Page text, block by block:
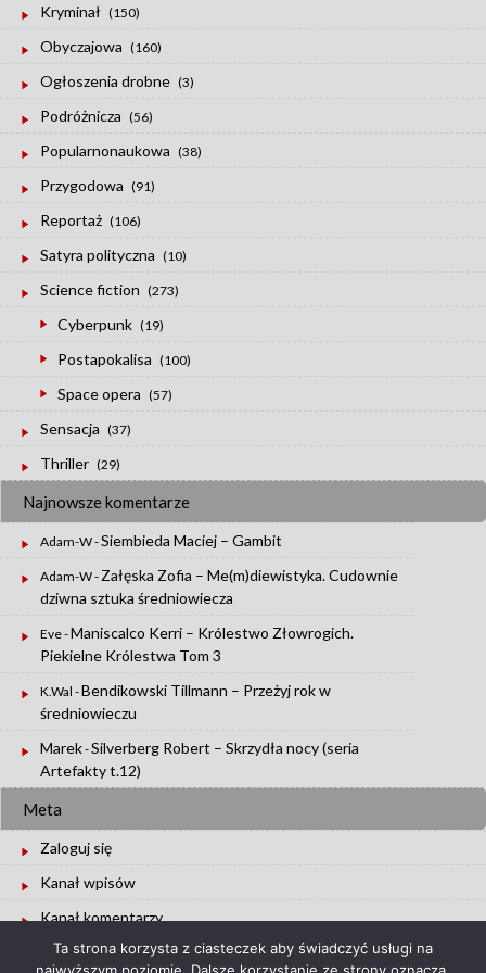
Kryminał (150)
Obyczajowa (160)
Ogłoszenia drobne (3)
Podróżnicza (56)
Popularnonaukowa (38)
Przygodowa (91)
Reportaż (106)
Satyra polityczna (10)
Science fiction (273)
Cyberpunk (19)
Postapokalisa (100)
Space opera (57)
Sensacja (37)
Thriller (29)
Najnowsze komentarze
Adam-W-Siembieda Maciej – Gambit
Adam-W- Załęska Zofia – Me(m)diewistyka. Cudownie
dziwna sztuka średniowiecza
Eve-Maniscalco Kerri – Królestwo Złowrogich.
Piekielne Królestwa Tom 3
K.Wal -Bendikowski Tillmann – Przeżyj rok w
średniowieczu
Marek-Silverberg Robert – Skrzydła nocy (seria
Artefakty t.12)
Meta
Zaloguj się
Kanał wpisów
Kanał komentarzy
WordPress.org
Ta strona korzysta z ciasteczek aby świadczyć usługi na